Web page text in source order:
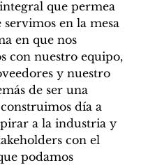
que permea
servimos en la mesa
en que nos
con nuestro equipo,
y nuestro
de ser una
día a
a la industria y
con el
podamos